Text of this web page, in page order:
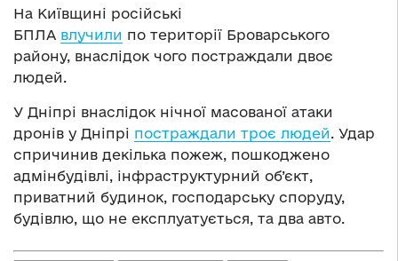
На Київщині російські
БПЛА влучили по території Броварського
району, внаслідок чого постраждали двоє
людей.
У Дніпрі внаслідок нічної масованої атаки
дронів у Дніпрі постраждали троє людей. Удар
спричинив декілька пожеж, пошкоджено
адмінбудівлі, інфраструктурний об’єкт,
приватний будинок, господарську споруду,
будівлю, що не експлуатується, та два авто.